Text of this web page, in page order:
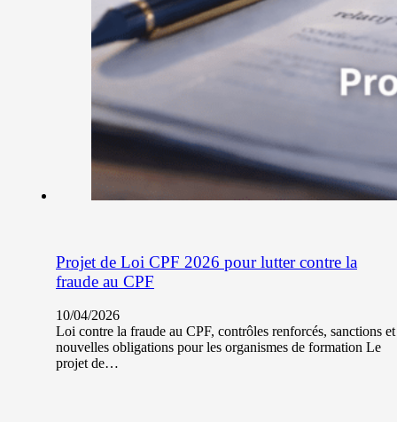
Projet de Loi CPF 2026 pour lutter contre la
fraude au CPF
10/04/2026
Loi contre la fraude au CPF, contrôles renforcés, sanctions et
nouvelles obligations pour les organismes de formation Le
projet de…